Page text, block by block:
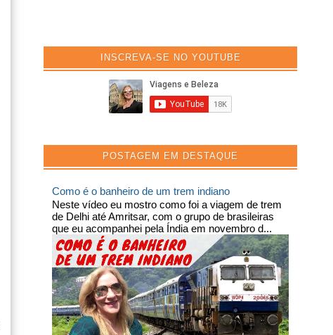
INSCREVA-SE NO YOUTUBE
POSTAGEM EM DESTAQUE
Como é o banheiro de um trem indiano
Neste vídeo eu mostro como foi a viagem de trem
de Delhi até Amritsar, com o grupo de brasileiras
que eu acompanhei pela Índia em novembro d...